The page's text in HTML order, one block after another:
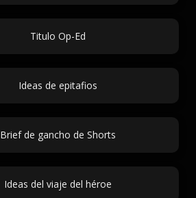
Titulo Op-Ed
Ideas de epitafios
Brief de gancho de Shorts
Ideas del viaje del héroe